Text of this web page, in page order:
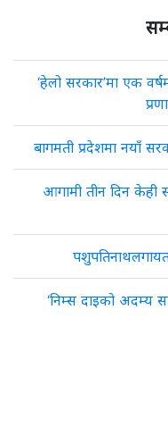
‘हेलो सरकार’मा एक
बागमती प्रदेशमा नयाँ
आगामी तीन दिन केही
पशुपतिनाथलगायत
‘निम्स दाइको अदम्य